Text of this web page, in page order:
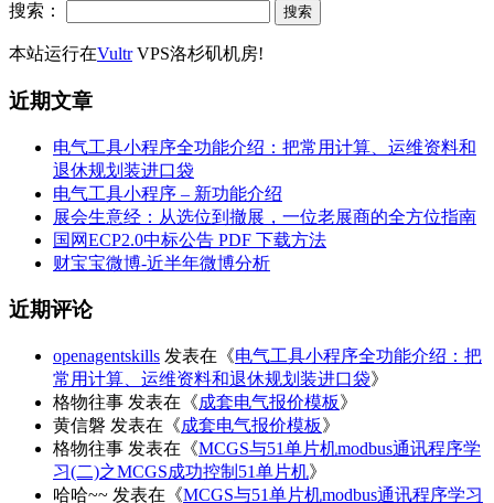
搜索：
本站运行在VultrVPS洛杉矶机房!
近期文章
电气工具小程序全功能介绍：把常用计算、运维资料和
退休规划装进口袋
电气工具小程序 – 新功能介绍
展会生意经：从选位到撤展，一位老展商的全方位指南
国网ECP2.0中标公告 PDF 下载方法
财宝宝微博-近半年微博分析
近期评论
openagentskills 发表在《电气工具小程序全功能介绍：把
常用计算、运维资料和退休规划装进口袋》
格物往事 发表在《成套电气报价模板》
黄信磐 发表在《成套电气报价模板》
格物往事 发表在《MCGS与51单片机modbus通讯程序学
习(二)之MCGS成功控制51单片机》
哈哈~~ 发表在《MCGS与51单片机modbus通讯程序学习